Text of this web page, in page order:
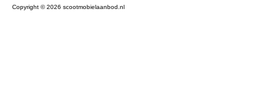
Copyright © 2026 scootmobielaanbod.nl